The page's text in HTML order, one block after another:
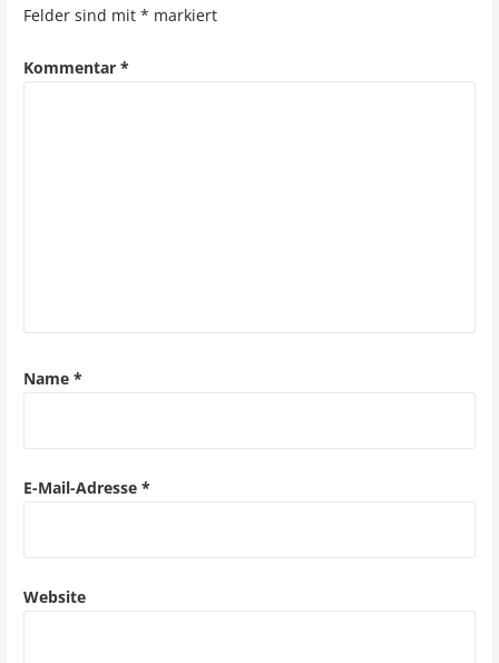
a
a
o
Felder sind mit * markiert
Kommentar *
Name *
E-Mail-Adresse *
Website